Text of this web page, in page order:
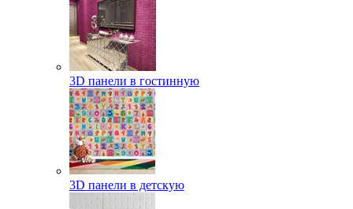
3D панели в гостинную
3D панели в детскую